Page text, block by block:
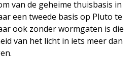
van de geheime thuisbasis in
een tweede basis op Pluto te
ook zonder wormgaten is die
van het licht in iets meer dan